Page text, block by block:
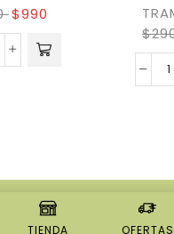
$990
$
BY
-
THEMEFOREST AUTHOR.
TIENDA OFERTAS